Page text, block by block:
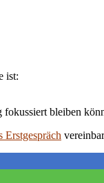
ist:
bleiben
Erstgespräch